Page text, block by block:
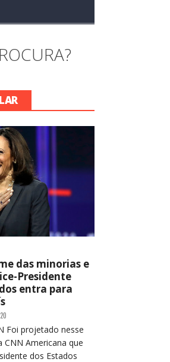
das minorias e
Presidente
entra para
Foi projetado nesse
CNN Americana que
dos Estados